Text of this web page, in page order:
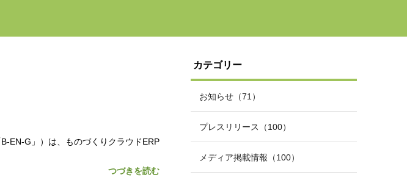
EN-G」）は、ものづくりクラウドERP
つづきを読む
カテゴリー
お知らせ（71）
プレスリリース（100）
メディア掲載情報（100）